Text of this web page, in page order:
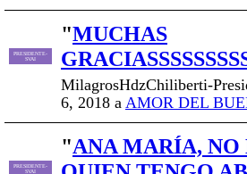
PRESIDENTE-
SVAI
"MUCHAS
MilagrosHdzChiliberti-
6, 2018 a AMOR DEL
PRESIDENTE-
SVAI
"ANA MARÍA, NO